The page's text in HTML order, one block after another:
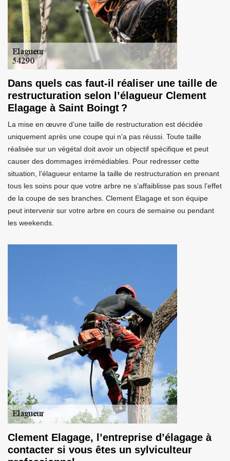
Dans quels cas faut-il réaliser une taille de
restructuration selon l’élagueur Clement
Elagage à Saint Boingt ?
La mise en œuvre d’une taille de restructuration est décidée
uniquement après une coupe qui n’a pas réussi. Toute taille
réalisée sur un végétal doit avoir un objectif spécifique et peut
causer des dommages irrémédiables. Pour redresser cette
situation, l’élagueur entame la taille de restructuration en prenant
tous les soins pour que votre arbre ne s’affaiblisse pas sous l’effet
de la coupe de ses branches. Clement Elagage et son équipe
peut intervenir sur votre arbre en cours de semaine ou pendant
les weekends.
Clement Elagage, l’entreprise d’élagage à
contacter si vous êtes un sylviculteur